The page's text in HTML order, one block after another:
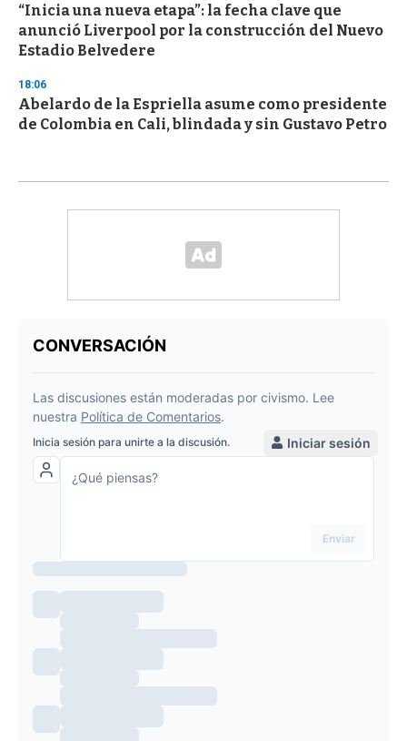
“Inicia una nueva etapa”: la fecha clave que
anunció Liverpool por la construcción del Nuevo
Estadio Belvedere
18:06
Abelardo de la Espriella asume como presidente
de Colombia en Cali, blindada y sin Gustavo Petro